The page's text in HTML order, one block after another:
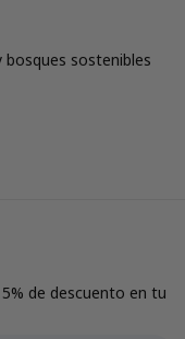
bosques sostenibles
de descuento en tu